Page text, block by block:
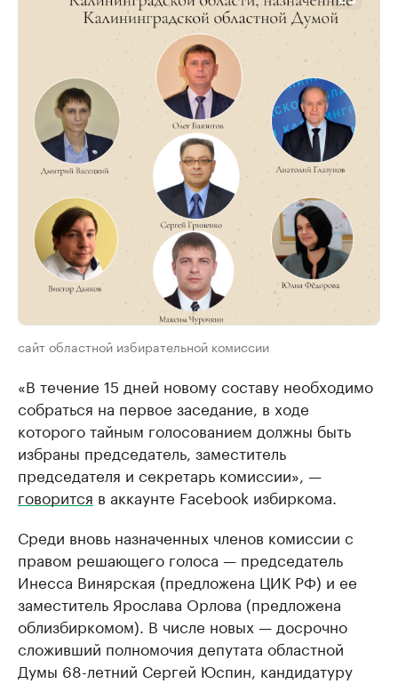
сайт областной избирательной комиссии
«В течение 15 дней новому составу необходимо
собраться на первое заседание, в ходе
которого тайным голосованием должны быть
избраны председатель, заместитель
председателя и секретарь комиссии», —
говорится в аккаунте Facebook избиркома.
Среди вновь назначенных членов комиссии с
правом решающего голоса — председатель
Инесса Винярская (предложена ЦИК РФ) и ее
заместитель Ярослава Орлова (предложена
облизбиркомом). В числе новых — досрочно
сложивший полномочия депутата областной
Думы 68-летний Сергей Юспин, кандидатуру